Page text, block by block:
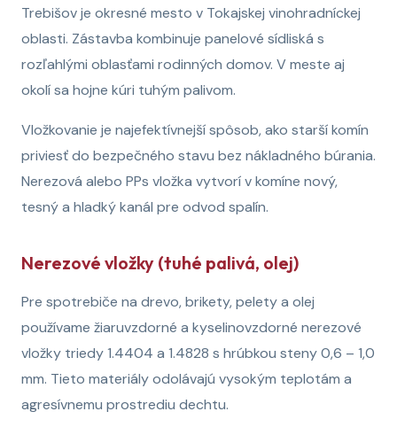
Trebišov je okresné mesto v Tokajskej vinohradníckej
oblasti. Zástavba kombinuje panelové sídliská s
rozľahlými oblasťami rodinných domov. V meste aj
okolí sa hojne kúri tuhým palivom.
Vložkovanie je najefektívnejší spôsob, ako starší komín
priviesť do bezpečného stavu bez nákladného búrania.
Nerezová alebo PPs vložka vytvorí v komíne nový,
tesný a hladký kanál pre odvod spalín.
Nerezové vložky (tuhé palivá, olej)
Pre spotrebiče na drevo, brikety, pelety a olej
používame žiaruvzdorné a kyselinovzdorné nerezové
vložky triedy 1.4404 a 1.4828 s hrúbkou steny 0,6 – 1,0
mm. Tieto materiály odolávajú vysokým teplotám a
agresívnemu prostrediu dechtu.